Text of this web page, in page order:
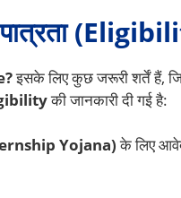
पात्रता
इसके लिए कुछ जरूरी शर्तें हैं,
की जानकारी दी गई है:
Yojana)के लिए